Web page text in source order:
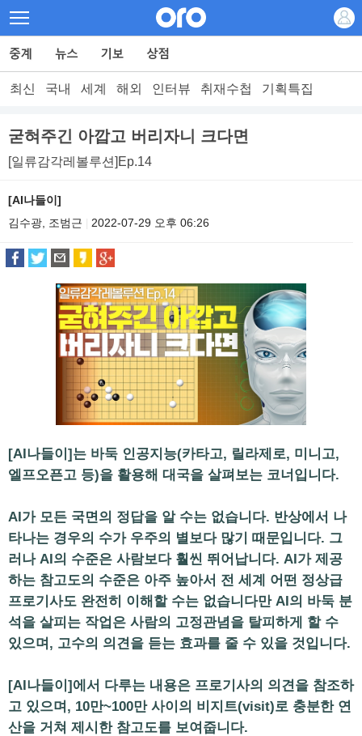
최신 국내 세계 해외 인터뷰 취재수첩 기획특집
굳혀주긴 아깝고 버리자니 크다면
[일류감각레볼루션]Ep.14
[AI나들이]
김수광, 조범근
2022-07-29 오후 06:26
[AI나들이]는 바둑 인공지능(카타고, 릴라제로, 미니고,
엘프오픈고 등)을 활용해 대국을 살펴보는 코너입니다.
AI가 모든 국면의 정답을 알 수는 없습니다. 반상에서 나
타나는 경우의 수가 우주의 별보다 많기 때문입니다. 그
러나 AI의 수준은 사람보다 훨씬 뛰어납니다. AI가 제공
하는 참고도의 수준은 아주 높아서 전 세계 어떤 정상급
프로기사도 완전히 이해할 수는 없습니다만 AI의 바둑 분
석을 살피는 작업은 사람의 고정관념을 탈피하게 할 수
있으며, 고수의 의견을 듣는 효과를 줄 수 있을 것입니다.
[AI나들이]에서 다루는 내용은 프로기사의 의견을 참조하
고 있으며, 10만~100만 사이의 비지트(visit)로 충분한 연
산을 거쳐 제시한 참고도를 보여줍니다.